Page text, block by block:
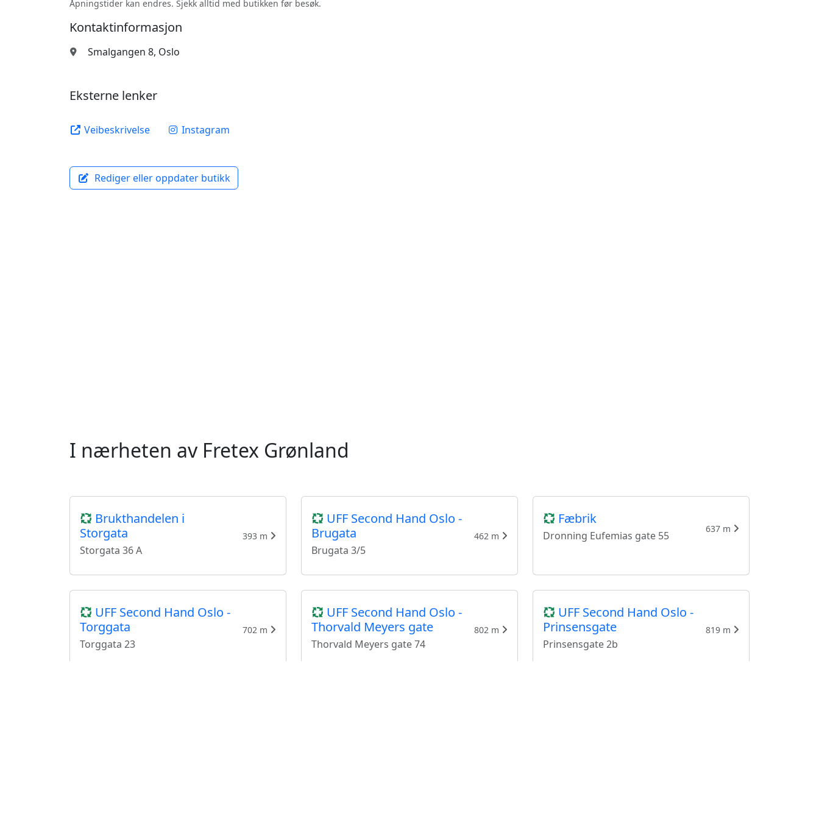
Åpningstider kan endres. Sjekk alltid med butikken før besøk.
Kontaktinformasjon
Smalgangen 8, Oslo
Eksterne lenker
Veibeskrivelse Instagram
Rediger eller oppdater butikk
I nærheten av Fretex Grønland
Brukthandelen i
Storgata
Storgata 36 A
393 m
UFF Second Hand Oslo -
Brugata
Brugata 3/5
462 m
Fæbrik
Dronning Eufemias gate 55
637 m
UFF Second Hand Oslo -
Torggata
Torggata 23
702 m
UFF Second Hand Oslo -
Thorvald Meyers gate
Thorvald Meyers gate 74
802 m
UFF Second Hand Oslo -
Prinsensgate
Prinsensgate 2b
819 m